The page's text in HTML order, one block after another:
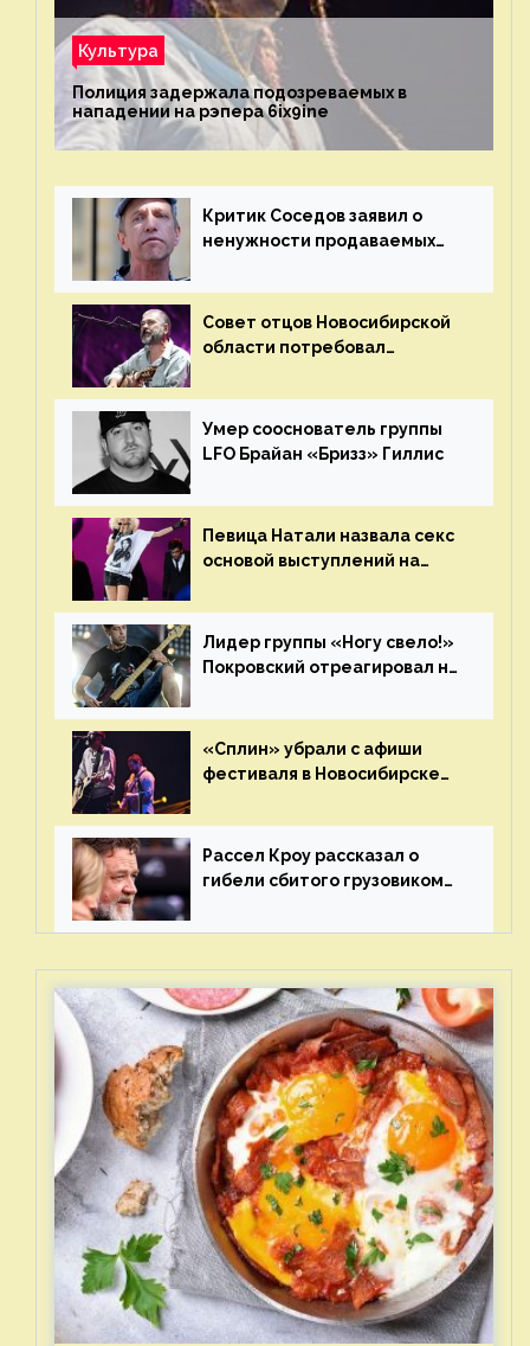
Культура
Полиция задержала подозреваемых в
нападении на рэпера 6ix9ine
Критик Соседов заявил о
ненужности продаваемых
Совет отцов Новосибирской
области потребовал
«Сплин»
Умер сооснователь группы
LFO Брайан «Бризз» Гиллис
Певица Натали назвала секс
основой выступлений на
Лидер группы «Ногу свело!»
Покровский отреагировал на
«Сплин» убрали с афиши
фестиваля в Новосибирске
отцов»
Рассел Кроу рассказал о
гибели сбитого грузовиком